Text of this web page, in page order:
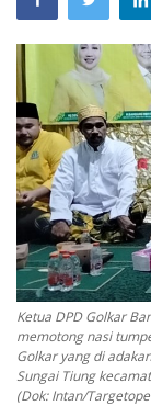
WISATA
KULINER
TO CHANEL
Ketua DPD Golkar
memotong nasi
Golkar yang di
Sungai Tiung
(Dok: Intan/